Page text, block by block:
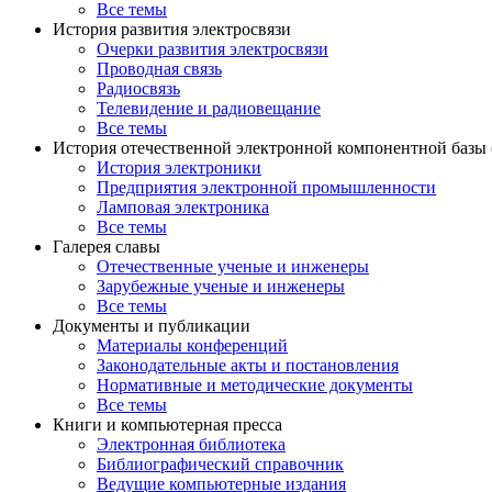
Все темы
История развития электросвязи
Очерки развития электросвязи
Проводная связь
Радиосвязь
Телевидение и радиовещание
Все темы
История отечественной электронной компонентной
История электроники
Предприятия электронной промышленности
Ламповая электроника
Все темы
Галерея славы
Отечественные ученые и инженеры
Зарубежные ученые и инженеры
Все темы
Документы и публикации
Материалы конференций
Законодательные акты и постановления
Нормативные и методические документы
Все темы
Книги и компьютерная пресса
Электронная библиотека
Библиографический справочник
Ведущие компьютерные издания